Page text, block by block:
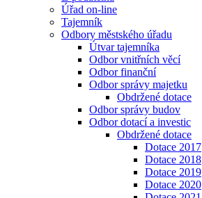
Úřad on-line
Tajemník
Odbory městského úřadu
Útvar tajemníka
Odbor vnitřních věcí
Odbor finanční
Odbor správy majetku
Obdržené dotace
Odbor správy budov
Odbor dotací a investic
Obdržené dotace
Dotace 2017
Dotace 2018
Dotace 2019
Dotace 2020